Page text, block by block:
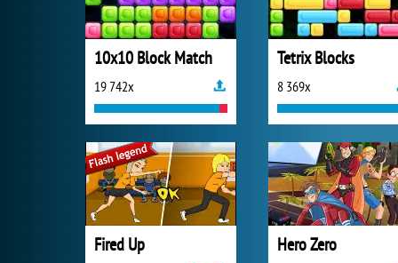
10x10 Block Match
19 742x
Tetrix Blocks
8 369x
Fired Up Hero Zero